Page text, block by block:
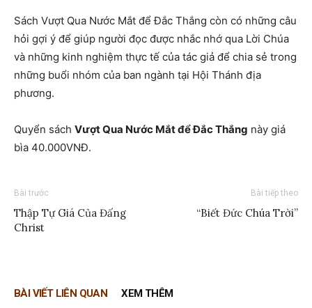
Sách Vượt Qua Nước Mắt để Đắc Thắng còn có những câu
hỏi gợi ý để giúp người đọc được nhắc nhớ qua Lời Chúa
và những kinh nghiệm thực tế của tác giả để chia sẻ trong
những buổi nhóm của ban ngành tại Hội Thánh địa
phương.
Quyển sách Vượt Qua Nước Mắt để Đắc Thắng này giá
bìa 40.000VNĐ.
Bài trước
Thập Tự Giá Của Đấng
Christ
Bài tiếp theo
“Biết Đức Chúa Trời”
BÀI VIẾT LIÊN QUAN XEM THÊM